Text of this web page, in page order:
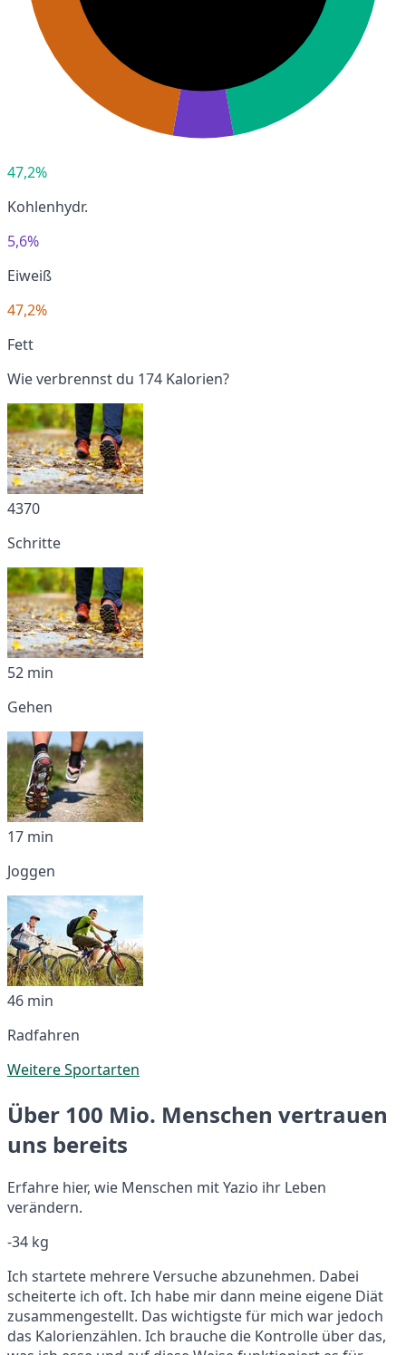
47,2%
Kohlenhydr.
5,6%
Eiweiß
47,2%
Fett
Wie verbrennst du 174 Kalorien?
4370
Schritte
52 min
Gehen
17 min
Joggen
46 min
Radfahren
Weitere Sportarten
Über 100 Mio. Menschen vertrauen
uns bereits
Erfahre hier, wie Menschen mit Yazio ihr Leben
verändern.
-34 kg
Ich startete mehrere Versuche abzunehmen. Dabei
scheiterte ich oft. Ich habe mir dann meine eigene Diät
zusammengestellt. Das wichtigste für mich war jedoch
das Kalorienzählen. Ich brauche die Kontrolle über das,